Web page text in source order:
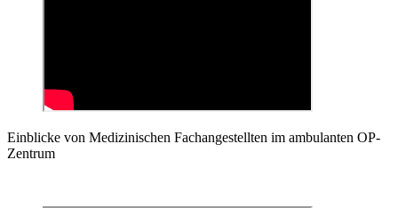
Einblicke von Medizinischen Fachangestellten im ambulanten OP-
Zentrum